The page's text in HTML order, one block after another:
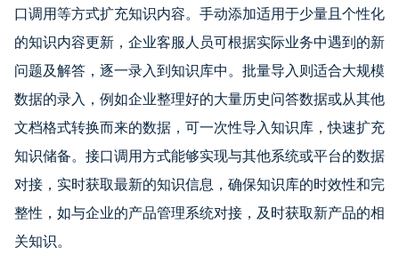
口调用等方式扩充知识内容。手动添加适用于少量且个性化
的知识内容更新，企业客服人员可根据实际业务中遇到的新
问题及解答，逐一录入到知识库中。批量导入则适合大规模
数据的录入，例如企业整理好的大量历史问答数据或从其他
文档格式转换而来的数据，可一次性导入知识库，快速扩充
知识储备。接口调用方式能够实现与其他系统或平台的数据
对接，实时获取最新的知识信息，确保知识库的时效性和完
整性，如与企业的产品管理系统对接，及时获取新产品的相
关知识。